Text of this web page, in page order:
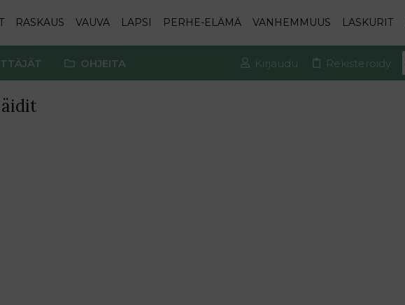
RASKAUS VAUVA LAPSI PERHE-ELÄMÄ VANHEMMUUS LASKURIT
OHJEITA Kirjaudu Rekisteröidy
äidit